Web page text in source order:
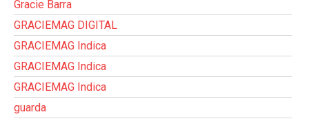
Gracie Barra
GRACIEMAG DIGITAL
GRACIEMAG Indica
GRACIEMAG Indica
GRACIEMAG Indica
guarda